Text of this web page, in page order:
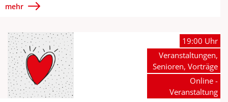
mehr
19:00 Uhr
Veranstaltungen,
Senioren, Vorträge
Online -
Veranstaltung